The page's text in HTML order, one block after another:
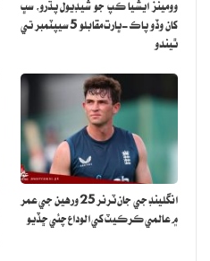
وومينز ايشيا ڪپ جو شيڊيول پڌرو، سڀ
کان وڏو پاڪ-ڀارت مقابلو 5 سيپٽمبر تي
ٿيندو
انگلينڊ جي جان ٽرنر 25 ورهين جي عمر
۾ عالمي ڪرڪيٽ کي الوداع چئي ڇڏيو